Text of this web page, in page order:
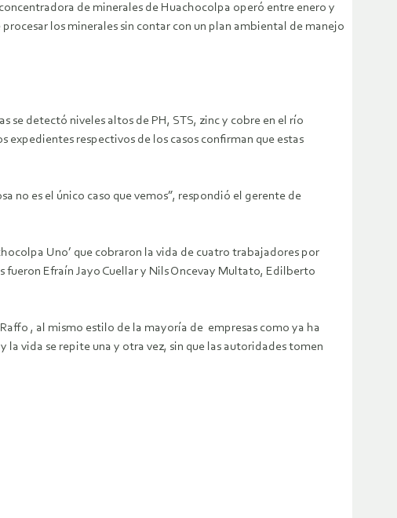
de minerales de Huachocolpa operó entre enero y
los minerales sin contar con un plan ambiental de manejo
se detectó niveles altos de PH, STS, zinc y cobre en el río
expedientes respectivos de los casos confirman que estas
no es el único caso que vemos”, respondió el gerente de
Uno’ que cobraron la vida de cuatro trabajadores por
Efraín Jayo Cuellar y Nils Oncevay Multato, Edilberto
, al mismo estilo de la mayoría de empresas como ya ha
vida se repite una y otra vez, sin que las autoridades tomen